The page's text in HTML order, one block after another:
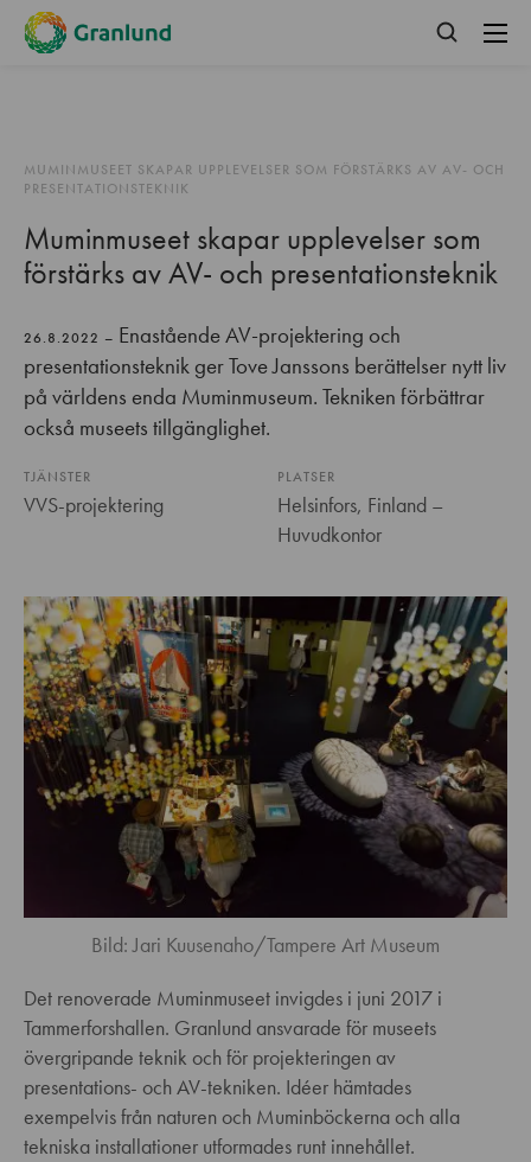
MUMINMUSEET SKAPAR UPPLEVELSER SOM FÖRSTÄRKS AV AV- OCH
PRESENTATIONSTEKNIK
Muminmuseet skapar upplevelser som
förstärks av AV- och presentationsteknik
26.8.2022 – Enastående AV-projektering och
presentationsteknik ger Tove Janssons berättelser nytt liv
på världens enda Muminmuseum. Tekniken förbättrar
också museets tillgänglighet.
TJÄNSTER
VVS-projektering
PLATSER
Helsinfors, Finland –
Huvudkontor
Bild: Jari Kuusenaho/Tampere Art Museum
Det renoverade Muminmuseet invigdes i juni 2017 i
Tammerforshallen. Granlund ansvarade för museets
övergripande teknik och för projekteringen av
presentations- och AV-tekniken. Idéer hämtades
exempelvis från naturen och Muminböckerna och alla
tekniska installationer utformades runt innehållet.